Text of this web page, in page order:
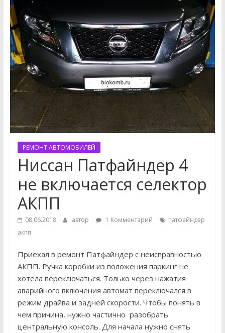
РЕМОНТ АВТОМОБИЛЕЙ
Ниссан Патфайндер 4
не включается селектор
АКПП
08.06.2018 автор 1 Комментарий
патфайндер
акпп
Приехал в ремонт Патфайндер с неисправностью
АКПП. Ручка коробки из положения паркинг не
хотела переключаться. Только через нажатия
аварийного включения автомат переключался в
режим драйва и задней скорости. Чтобы понять в
чем причина, нужно частично разобрать
центральную консоль. Для начала нужно снять